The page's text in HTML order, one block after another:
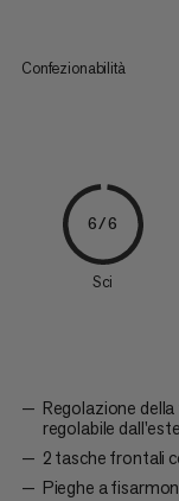
Confezionabilità
6/6
Sci
Regolazione
regolabile
2 tasche frontali
Pieghe a